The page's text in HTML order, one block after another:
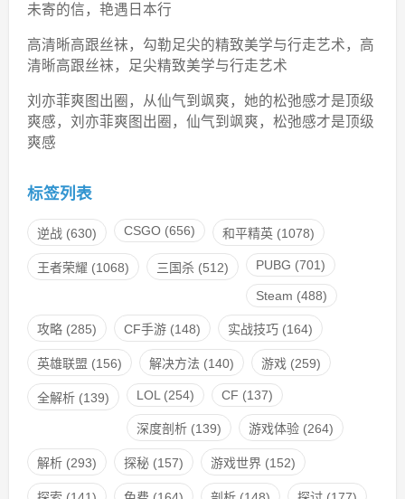
未寄的信，艳遇日本行
高清晰高跟丝袜，勾勒足尖的精致美学与行走艺术，高
清晰高跟丝袜，足尖精致美学与行走艺术
刘亦菲爽图出圈，从仙气到飒爽，她的松弛感才是顶级
爽感，刘亦菲爽图出圈，仙气到飒爽，松弛感才是顶级
爽感
标签列表
逆战(630) CSGO(656) 和平精英(1078)
王者荣耀 (1068) 三国杀(512) PUBG (701)
Steam (488)
攻略(285) CF手游(148) 实战技巧(164)
英雄联盟 (156) 解决方法 (140) 游戏 (259)
全解析(139) LOL (254) CF (137)
深度剖析(139) 游戏体验(264)
解析(293) 探秘(157) 游戏世界(152)